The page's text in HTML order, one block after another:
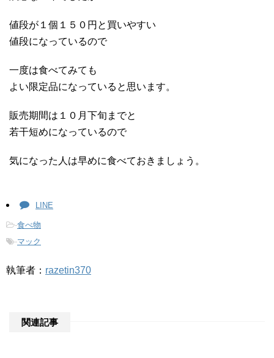
値段が１個１５０円と買いやすい
値段になっているので
一度は食べてみても
よい限定品になっていると思います。
販売期間は１０月下旬までと
若干短めになっているので
気になった人は早めに食べておきましょう。
LINE
-食べ物
-マック
執筆者： razetin370
関連記事